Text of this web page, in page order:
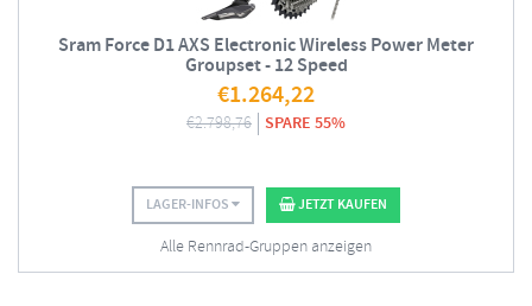
Sram Force D1 AXS Electronic Wireless Power Meter
Groupset - 12 Speed
€1.264,22
€2.798,76 SPARE 55%
LAGER-INFOS JETZT KAUFEN
Alle Rennrad-Gruppen anzeigen